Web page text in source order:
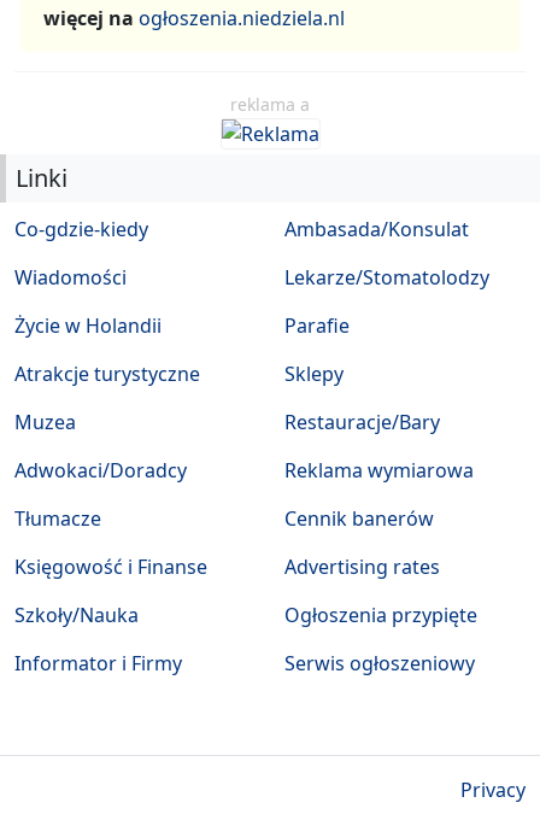
więcej na ogłoszenia.niedziela.nl
reklama a
Linki
Co-gdzie-kiedy
Wiadomości
Życie w Holandii
Atrakcje turystyczne
Muzea
Ambasada/Konsulat
Lekarze/Stomatolodzy
Parafie
Sklepy
Restauracje/Bary
Adwokaci/Doradcy
Tłumacze
Księgowość i Finanse
Szkoły/Nauka
Informator i Firmy
Reklama wymiarowa
Cennik banerów
Advertising rates
Ogłoszenia przypięte
Serwis ogłoszeniowy
Privacy